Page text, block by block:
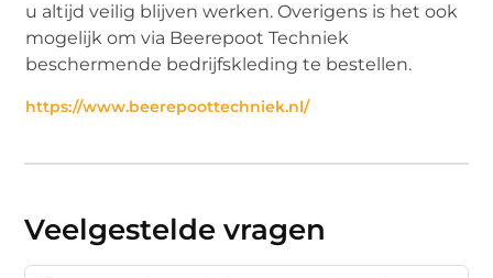
u altijd veilig blijven werken. Overigens is het ook
mogelijk om via Beerepoot Techniek
beschermende bedrijfskleding te bestellen.
https://www.beerepoottechniek.nl/
Veelgestelde vragen